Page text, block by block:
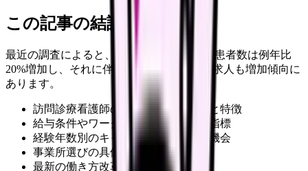
この記事の結論
最近の調査によると、訪問診療を利用する患者数は例年比
20%増加し、それに伴い訪問診療看護師の求人も増加傾向に
あります。
訪問診療看護師の具体的な仕事内容と特徴
給与条件やワークライフバランスの指標
経験年数別のキャリアパスと成長の機会
事業所選びの具体的なポイント
最新の働き方改革への対応状況